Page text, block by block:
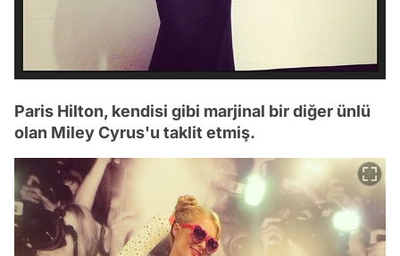
Paris Hilton, kendisi gibi marjinal bir diğer ünlü
olan Miley Cyrus'u taklit etmiş.